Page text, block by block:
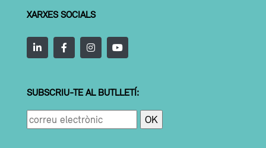
XARXES SOCIALS
SUBSCRIU-TE AL BUTLLETÍ: